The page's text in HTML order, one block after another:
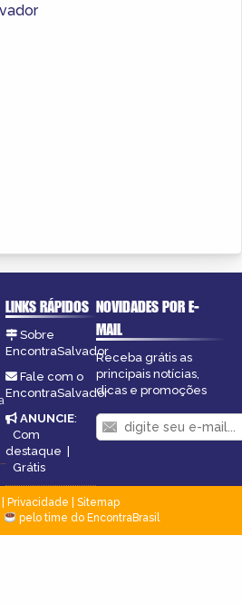
LINKS RÁPIDOS
Sobre
EncontraSalvador
Fale com o
EncontraSalvador
ANUNCIE:
Com
destaque
Grátis
NOVIDADES POR E-
MAIL
Receba grátis as
principais notícias,
dicas e promoções
Privacidade
Sitemap
pelo time do EncontraBrasil